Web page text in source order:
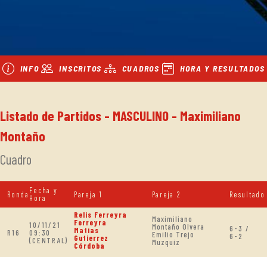
INFO INSCRITOS CUADROS HORA Y RESULTADOS
Listado de Partidos - MASCULINO - Maximiliano
Montaño
Cuadro
Ronda Fecha y
Hora
Pareja 1 Pareja 2 Resultado
R16
10/11/21
09:30
(CENTRAL)
Relis Ferreyra
Ferreyra
Matias
Gutierrez
Córdoba
Maximiliano
Montaño Olvera
Emilio Trejo
Muzquiz
6-3 /
6-2